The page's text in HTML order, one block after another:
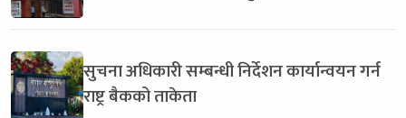
सुचना अधिकारी सम्बन्धी निर्देशन कार्यान्वयन गर्न
राष्ट्र बैकको ताकेता